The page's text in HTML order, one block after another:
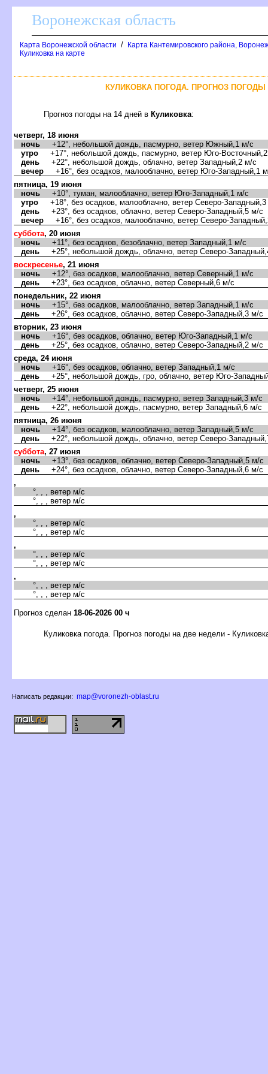
оронежская область
Карта Воронежской области /
Карта Кантемировского района,
Куликовка на карте
КУЛИКОВКА ПОГОДА. ПРОГНОЗ ПОГОДЫ
Прогноз погоды на 14 дней Куликовка:
четверг, 18 июня
ночь +12°, небольшой дождь, пасмурно, ветер Южный,1 м/с
утро +17°, небольшой дождь, пасмурно, ветер Юго-
день +22°, небольшой дождь, облачно, ветер Западный,2 м/с
ечер +16°, без осадков, малооблачно, ветер Юго-Западный,1
пятница, 19 июня
ночь +10°, туман, малооблачно, ветер Юго-Западный,1 м/с
утро +18°, без осадков, малооблачно, ветер Северо-
день +23°, без осадков, облачно, ветер Северо-Западный,5 м/с
ечер +16°, без осадков, малооблачно, ветер Северо-
суббота, 20 июня
ночь +11°, без осадков, безоблачно, ветер Западный,1 м/с
день +25°, небольшой дождь, облачно, ветер Северо-
оскресенье, 21 июня
ночь +12°, без осадков, малооблачно, ветер Северный,1 м/с
день +23°, без осадков, облачно, ветер Северный,6 м/с
понедельник, 22 июня
ночь +15°, без осадков, малооблачно, ветер Западный,1 м/с
день +26°, без осадков, облачно, ветер Северо-Западный,3 м/с
торник, 23 июня
ночь +16°, без осадков, облачно, ветер Юго-Западный,1 м/с
день +25°, без осадков, облачно, ветер Северо-Западный,2 м/с
среда, 24 июня
ночь +16°, без осадков, облачно, ветер Западный,1 м/с
день +25°, небольшой дождь, гро, облачно, ветер Юго-
четверг, 25 июня
ночь +14°, небольшой дождь, пасмурно, ветер Западный,3 м/с
день +22°, небольшой дождь, пасмурно, ветер Западный,6 м/с
пятница, 26 июня
ночь +14°, без осадков, малооблачно, ветер Западный,5 м/с
день +22°, небольшой дождь, облачно, ветер Северо-
суббота, 27 июня
ночь +13°, без осадков, облачно, ветер Северо-Западный,5 м/с
день +24°, без осадков, облачно, ветер Северо-Западный,6 м/с
,
°, , , ветер м/с
°, , , ветер м/с
,
°, , , ветер м/с
°, , , ветер м/с
,
°, , , ветер м/с
°, , , ветер м/с
,
°, , , ветер м/с
°, , , ветер м/с
Прогноз сделан 18-06-2026 00 ч
Куликовка погода. Прогноз погоды на две недели -
Написать редакции: map@voronezh-oblast.ru